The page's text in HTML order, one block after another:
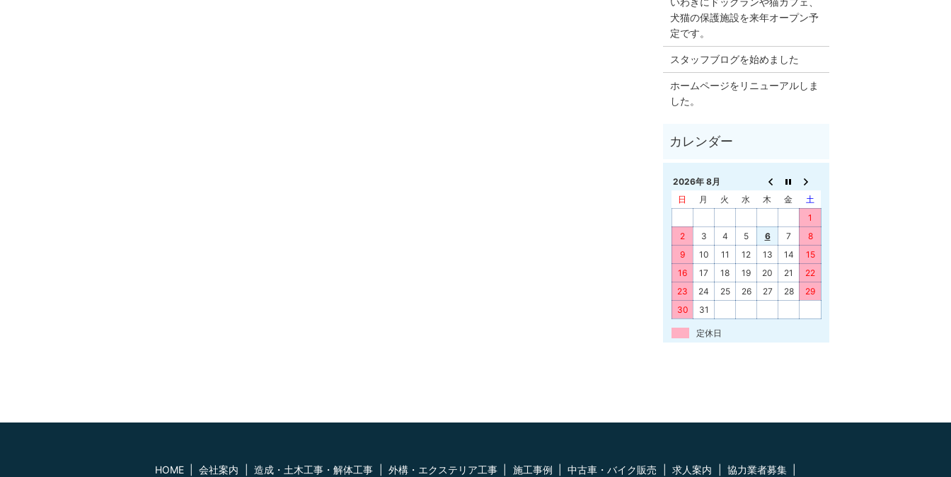
犬猫の保護施設を来年オープン予
定です。
スタッフブログを始めました
ホームページをリニューアルしま
した。
2026年 8月
日
月 火 水 木 金
土
1
2
3 4 5 6 7
8
9
10 11 12 13 14
15
16
17 18 19 20 21
22
23
24 25 26 27 28
29
30
31
定休日
HOME 会社案内 造成・土木工事・解体工事 外構・エクステリア工事 施工事例 中古車・バイク販売 求人案内 協力業者募集